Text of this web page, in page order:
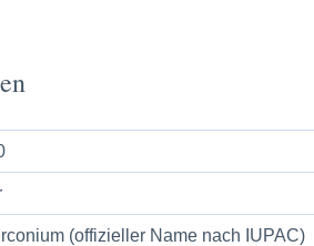
(offizieller Name nach IUPAC)